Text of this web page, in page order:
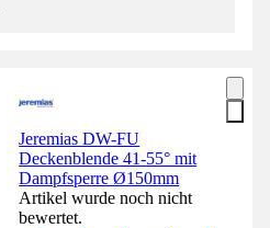
Jeremias DW-FU
Deckenblende 41-55° mit
Dampfsperre Ø150mm
Artikel wurde noch nicht
bewertet.